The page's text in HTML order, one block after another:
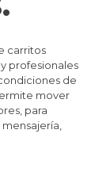
carritos
profesionales
de
mover
para